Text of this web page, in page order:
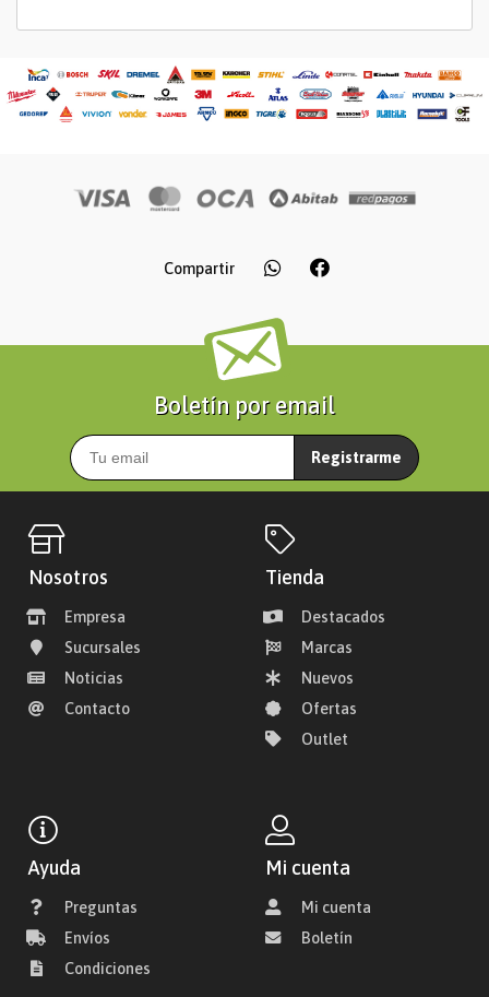
Compartir
Boletín por email
Registrarme
Nosotros
Empresa
Sucursales
Noticias
Contacto
Tienda
Destacados
Marcas
Nuevos
Ofertas
Outlet
Ayuda
Preguntas
Envíos
Condiciones
Mi cuenta
Mi cuenta
Boletín